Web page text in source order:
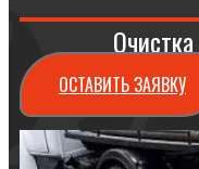
ОСТАВИТЬ ЗАЯВКУ